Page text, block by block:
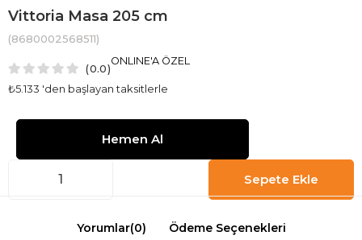
Vittoria Masa 205 cm
(8680002568511)
0.0
₺5.133 'den başlayan taksitlerle
ONLINE'A ÖZEL
Yorumlar(0) Ödeme Seçenekleri